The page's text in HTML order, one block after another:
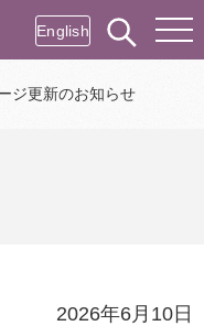
English
ジ更新のお知らせ
2026年6月10日